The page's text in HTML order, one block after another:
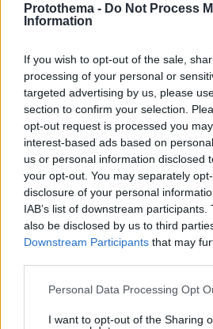
Protothema - Do Not Process
Information
If you wish to opt-out of the sale,
processing of your personal or
targeted advertising by us, please
section to confirm your selection.
opt-out request is processed you
interest-based ads based on
us or personal information disclosed
your opt-out. You may separately
disclosure of your personal
IAB’s list of downstream
also be disclosed by us to third
Downstream Participants that may
Please note that this website/app
not limited to your visit or usage
Personal Data Processing Opt
I want to opt-out of the Sharing
ΔΕΙΤΕ ΟΛΕΣ ΤΙΣ ΕΙΔΗΣΕΙΣ
ΤΑ ΠΙΟ ΔΗΜΟΦΙΛΗ